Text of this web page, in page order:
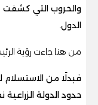
والحروب التي كشفت
الدول.
من هنا جاءت رؤية
فبدلًا من الاستسلام
حدود الدولة